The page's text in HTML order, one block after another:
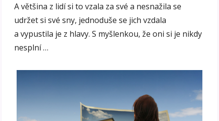
A většina z lidí si to vzala za své a nesnažila se
udržet si své sny, jednoduše se jich vzdala
a vypustila je z hlavy. S myšlenkou, že oni si je nikdy
nesplní …